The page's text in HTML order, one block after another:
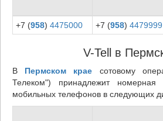
+7 (958) 4475000 +7 (958) 4479999
V-Tell в
В Пермском крае сотовому
Телеком") принадлежит
мобильных телефонов в следующих